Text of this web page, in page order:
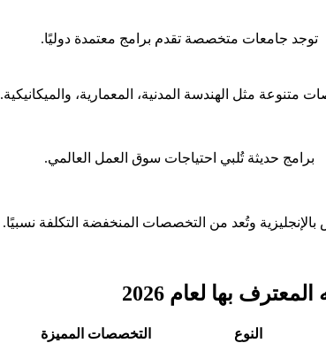
توجد جامعات متخصصة تقدم برامج معتمدة دوليًا.
متنوعة مثل الهندسة المدنية، المعمارية، والميكانيكية.
برامج حديثة تُلبي احتياجات سوق العمل العالمي.
وتُعد من التخصصات المنخفضة التكلفة نسبيًا.
بها لعام 2026
النوع التخصصات المميزة